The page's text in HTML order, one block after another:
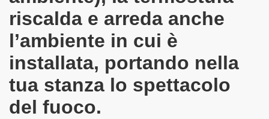
riscalda e arreda anche
l’ambiente in cui è
installata, portando nella
tua stanza lo spettacolo
del fuoco.